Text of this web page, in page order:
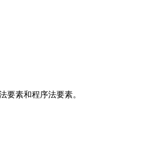
素和程序法要素。